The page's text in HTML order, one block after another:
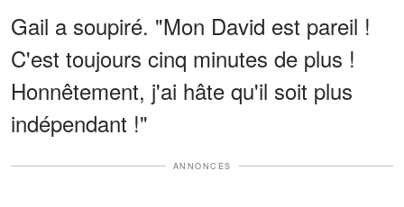
Gail a soupiré. "Mon David est pareil !
C'est toujours cinq minutes de plus !
Honnêtement, j'ai hâte qu'il soit plus
indépendant !"
ANNONCES